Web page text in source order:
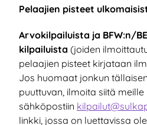
Pelaajien pisteet
Arvokilpailuista ja BFW:n/
kilpailuista (joiden
pelaajien pisteet kirjataan
Jos huomaat jonkun
puuttuvan, ilmoita siitä
sähköpostiin
linkki, jossa on luettavissa